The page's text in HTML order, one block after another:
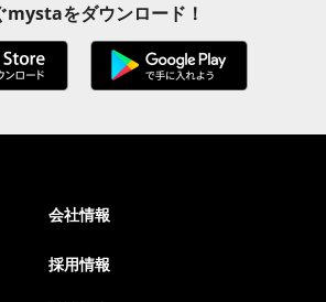
mystaをダウンロード！
会社情報
採用情報